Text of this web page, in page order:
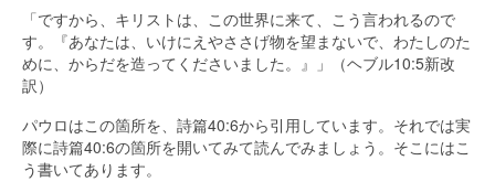
「ですから、キリストは、この世界に来て、こう言われるので
す。『あなたは、いけにえやささげ物を望まないで、わたしのた
めに、からだを造ってくださいました。』」（ヘブル10:5新改
訳）
パウロはこの箇所を、詩篇40:6から引用しています。それでは実
際に詩篇40:6の箇所を開いてみて読んでみましょう。そこにはこ
う書いてあります。